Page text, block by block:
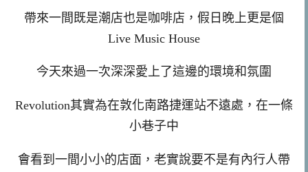
帶來一間既是潮店也是咖啡店，假日晚上更是個
Live Music House
今天來過一次深深愛上了這邊的環境和氛圍
Revolution其實為在敦化南路捷運站不遠處，在一條
小巷子中
會看到一間小小的店面，老實說要不是有內行人帶